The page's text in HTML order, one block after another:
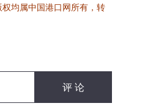
均属中国港口网所有，转